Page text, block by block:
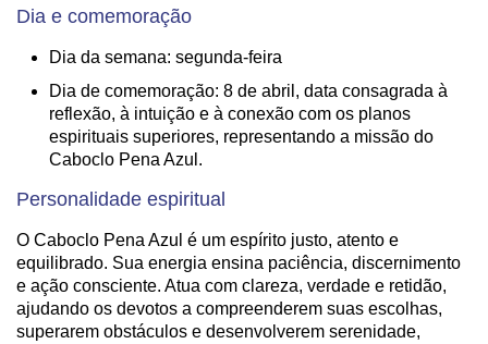
Dia e comemoração
Dia da semana: segunda-feira
Dia de comemoração: 8 de abril, data consagrada à
reflexão, à intuição e à conexão com os planos
espirituais superiores, representando a missão do
Caboclo Pena Azul.
Personalidade espiritual
O Caboclo Pena Azul é um espírito justo, atento e
equilibrado. Sua energia ensina paciência, discernimento
e ação consciente. Atua com clareza, verdade e retidão,
ajudando os devotos a compreenderem suas escolhas,
superarem obstáculos e desenvolverem serenidade,